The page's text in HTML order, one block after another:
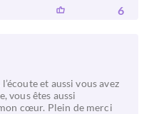
6
et aussi vous avez
vous êtes aussi
cœur. Plein de merci